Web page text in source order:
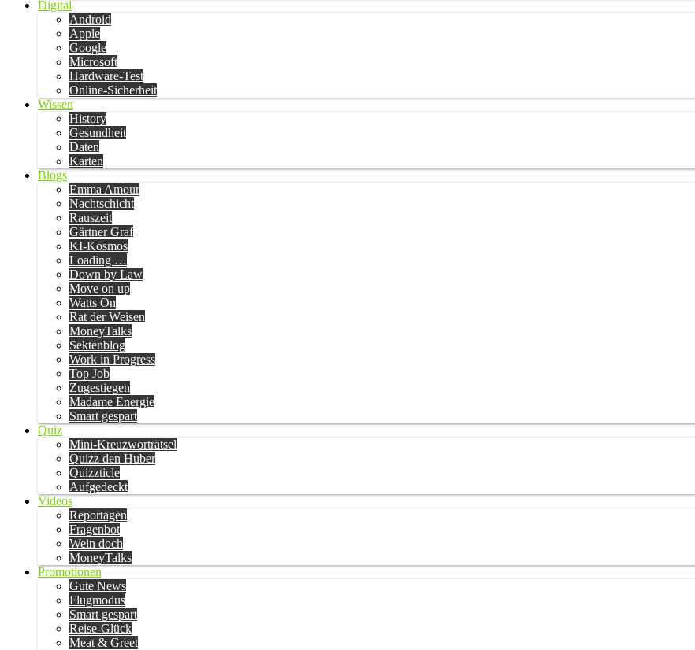
Digital
Android
Apple
Google
Microsoft
Hardware-Test
Online-Sicherheit
Wissen
History
Gesundheit
Daten
Karten
Blogs
Emma Amour
Nachtschicht
Rauszeit
Gärtner Graf
KI-Kosmos
Loading …
Down by Law
Move on up
Watts On
Rat der Weisen
MoneyTalks
Sektenblog
Work in Progress
Top Job
Zugestiegen
Madame Energie
Smart gespart
Quiz
Mini-Kreuzworträtsel
Quizz den Huber
Quizzticle
Aufgedeckt
Videos
Reportagen
Fragenbot
Wein doch
MoneyTalks
Promotionen
Gute News
Flugmodus
Smart gespart
Reise-Glück
Meat & Greet